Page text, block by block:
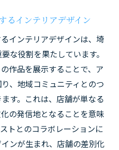
るインテリアデザイン
インテリアデザインは、埼
な役割を果たしています。
作品を展示することで、ア
、地域コミュニティとのつ
す。これは、店舗が単なる
の発信地となることを意味
トとのコラボレーションに
ンが生まれ、店舗の差別化